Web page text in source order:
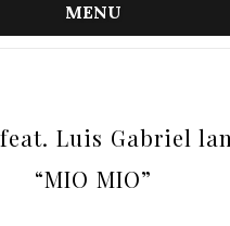
MENU
Luis Gabriel
“MIO MIO”